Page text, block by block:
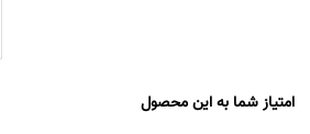
امتیاز شما به این محصول